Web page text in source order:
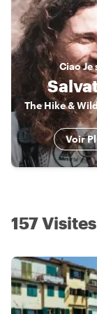
CiaoJe
The Hike &
Voir
157